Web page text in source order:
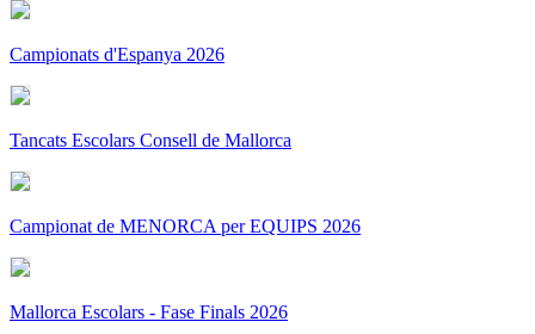
Campionats d'Espanya 2026
Tancats Escolars Consell de Mallorca
Campionat de MENORCA per EQUIPS 2026
Mallorca Escolars - Fase Finals 2026